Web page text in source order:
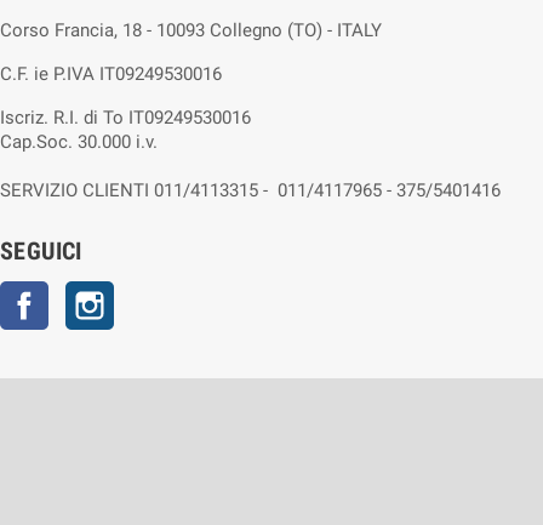
Corso Francia, 18 - 10093 Collegno (TO) - ITALY
C.F. ie P.IVA IT09249530016
Iscriz. R.I. di To IT09249530016
Cap.Soc. 30.000 i.v.
SERVIZIO CLIENTI 011/4113315 - 011/4117965 - 375/5401416
SEGUICI
Facebook